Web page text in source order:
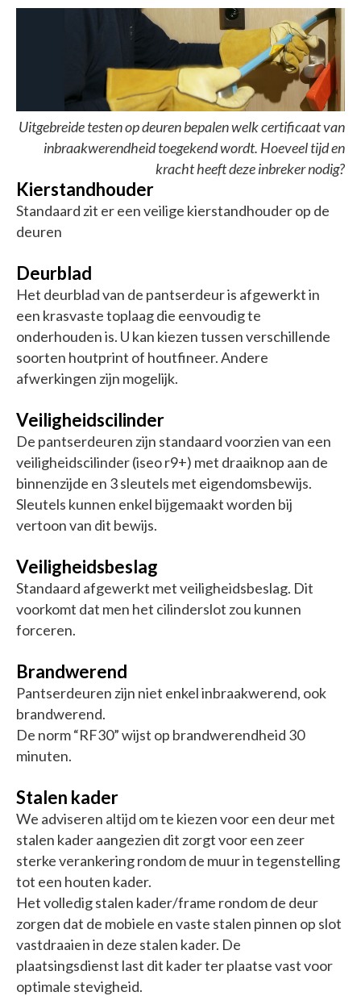
Uitgebreide testen op deuren bepalen welk certificaat van
inbraakwerendheid toegekend wordt. Hoeveel tijd en
kracht heeft deze inbreker nodig?
Kierstandhouder
Standaard zit er een veilige kierstandhouder op de
deuren
Deurblad
Het deurblad van de pantserdeur is afgewerkt in
een krasvaste toplaag die eenvoudig te
onderhouden is. U kan kiezen tussen verschillende
soorten houtprint of houtfineer. Andere
afwerkingen zijn mogelijk.
Veiligheidscilinder
De pantserdeuren zijn standaard voorzien van een
veiligheidscilinder (iseo r9+) met draaiknop aan de
binnenzijde en 3 sleutels met eigendomsbewijs.
Sleutels kunnen enkel bijgemaakt worden bij
vertoon van dit bewijs.
Veiligheidsbeslag
Standaard afgewerkt met veiligheidsbeslag. Dit
voorkomt dat men het cilinderslot zou kunnen
forceren.
Brandwerend
Pantserdeuren zijn niet enkel inbraakwerend, ook
brandwerend.
De norm “RF30” wijst op brandwerendheid 30
minuten.
Stalen kader
We adviseren altijd om te kiezen voor een deur met
stalen kader aangezien dit zorgt voor een zeer
sterke verankering rondom de muur in tegenstelling
tot een houten kader.
Het volledig stalen kader/frame rondom de deur
zorgen dat de mobiele en vaste stalen pinnen op slot
vastdraaien in deze stalen kader. De
plaatsingsdienst last dit kader ter plaatse vast voor
optimale stevigheid.